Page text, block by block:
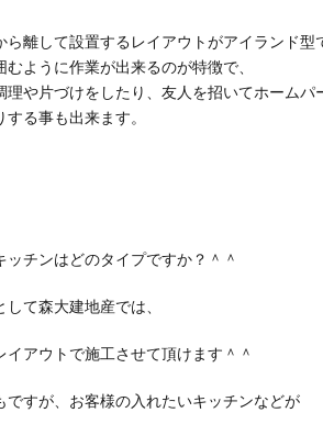
ら離して設置するレイアウトがアイランド型
むように作業が出来るのが特徴で、
理や片づけをしたり、友人を招いてホームパ
る事も出来ます。
ッチンはどのタイプですか？＾＾
て森大建地産では、
イアウトで施工させて頂けます＾＾
ですが、お客様の入れたいキッチンなどが